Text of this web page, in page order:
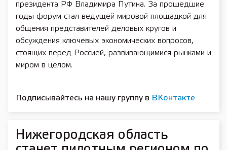
президента РФ Владимира Путина. За прошедшие
годы форум стал ведущей мировой площадкой для
общения представителей деловых кругов и
обсуждения ключевых экономических вопросов,
стоящих перед Россией, развивающимися рынками и
миром в целом.
Подписывайтесь на нашу группу в ВКонтакте
Нижегородская область